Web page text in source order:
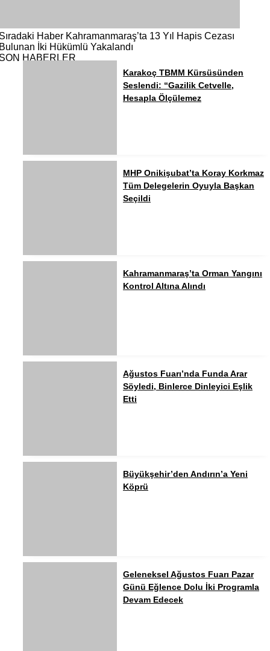
Haber Kahramanmaraş’ta 13 Yıl Hapis Cezası
İki Hükümlü Yakalandı
HABERLER
Karakoç TBMM Kürsüsünden
Seslendi: “Gazilik Cetvelle,
Hesapla Ölçülemez
MHP Onikişubat’ta Koray Korkmaz
Tüm Delegelerin Oyuyla Başkan
Seçildi
Kahramanmaraş’ta Orman Yangını
Kontrol Altına Alındı
Ağustos Fuarı’nda Funda Arar
Söyledi, Binlerce Dinleyici Eşlik
Etti
Büyükşehir’den Andırın’a Yeni
Köprü
Geleneksel Ağustos Fuarı Pazar
Günü Eğlence Dolu İki Programla
Devam Edecek